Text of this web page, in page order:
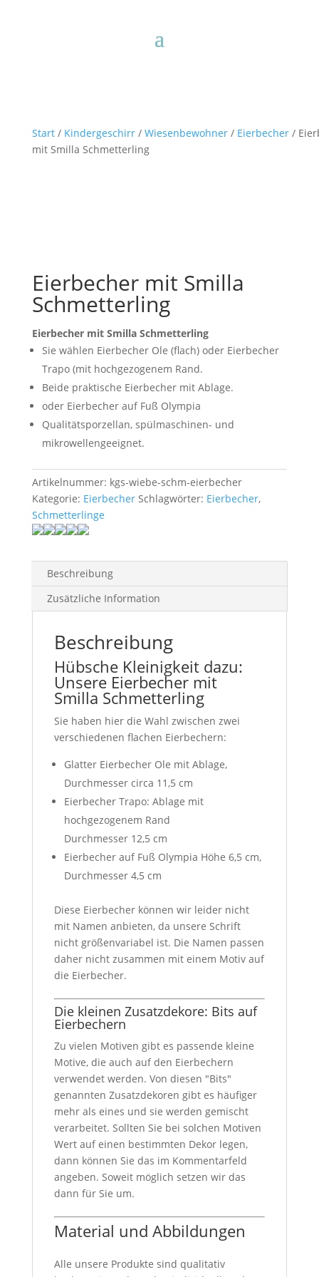
Start/ Kindergeschirr/ Wiesenbewohner/ Eierbecher/
mit Smilla Schmetterling
Eierbecher mit Smilla
Schmetterling
Eierbecher mit Smilla Schmetterling
Sie wählen Eierbecher Ole (flach) oder Eierbecher
Trapo (mit hochgezogenem Rand.
Beide praktische Eierbecher mit Ablage.
oder Eierbecher auf Fuß Olympia
Qualitätsporzellan, spülmaschinen- und
mikrowellengeeignet.
Artikelnummer: kgs-wiebe-schm-eierbecher
Kategorie: Eierbecher Schlagwörter: Eierbecher,
Schmetterlinge
Beschreibung
Zusätzliche Information
Beschreibung
Hübsche Kleinigkeit dazu:
Unsere Eierbecher mit
Smilla Schmetterling
Sie haben hier die Wahl zwischen zwei
verschiedenen flachen Eierbechern:
Glatter Eierbecher Ole mit Ablage,
Durchmesser circa 11,5 cm
Eierbecher Trapo: Ablage mit
hochgezogenem Rand
Durchmesser 12,5 cm
Eierbecher auf Fuß Olympia Höhe 6,5 cm,
Durchmesser 4,5 cm
Diese Eierbecher können wir leider nicht
mit Namen anbieten, da unsere Schrift
nicht größenvariabel ist. Die Namen passen
daher nicht zusammen mit einem Motiv auf
die Eierbecher.
Die kleinen Zusatzdekore: Bits auf
Eierbechern
Zu vielen Motiven gibt es passende kleine
Motive, die auch auf den Eierbechern
verwendet werden. Von diesen "Bits"
genannten Zusatzdekoren gibt es häufiger
mehr als eines und sie werden gemischt
verarbeitet. Sollten Sie bei solchen Motiven
Wert auf einen bestimmten Dekor legen,
dann können Sie das im Kommentarfeld
angeben. Soweit möglich setzen wir das
dann für Sie um.
Material und Abbildungen
Alle unsere Produkte sind qualitativ